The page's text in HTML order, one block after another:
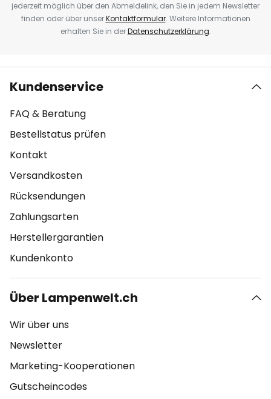
jederzeit möglich über den Abmeldelink, den Sie in jedem Newsletter
finden oder über unserKontaktformular. Weitere Informationen
erhalten Sie in derDatenschutzerklärung.
Kundenservice
FAQ & Beratung
Bestellstatus prüfen
Kontakt
Versandkosten
Rücksendungen
Zahlungsarten
Herstellergarantien
Kundenkonto
Über Lampenwelt.ch
Wir über uns
Newsletter
Marketing-Kooperationen
Gutscheincodes